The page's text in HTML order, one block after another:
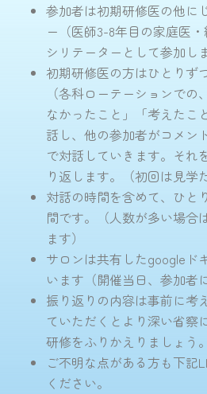
参加者は初期研修医の他に
ー（医師3-8年目の家庭医
シリテーターとして参加し
初期研修医の方はひとりず
（各科ローテーションで
なかったこと」「考えたこ
話し、他の参加者がコメン
で対話していきます。それ
り返します。（初回は見学
対話の時間を含めて、ひと
間です。（人数が多い場合
ます）
サロンは共有したgoogleド
います（開催当日、参加者
振り返りの内容は事前に考
ていただくとより深い省察
研修をふりかえりましょう。
ご不明な点がある方も下記
ください。